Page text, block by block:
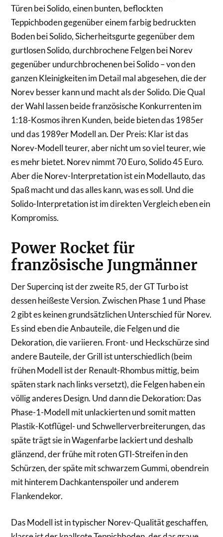
Türen bei Solido, einen bunten, beflockten
Teppichboden gegenüber einem farbig bedruckten
Boden bei Solido, Sicherheitsgurte gegenüber dem
gurtlosen Solido, durchbrochene Felgen bei Norev
gegenüber undurchbrochenen bei Solido – von den
ganzen Kleinigkeiten im Detail mal abgesehen, die der
Norev besser kann und macht als der Solido. Die Qual
der Wahl lassen beide französische Konkurrenten im
1:18-Kosmos ihren Kunden, beide bieten das 1985er
und das 1989er Modell an. Der Preis: Klar ist das
Norev-Modell teurer, aber nicht um so viel teurer, wie
es mehr bietet. Norev nimmt 70 Euro, Solido 45 Euro.
Aber die Norev-Interpretation ist ein Modellauto, das
Spaß macht und das alles kann, was es soll. Und die
Solido-Interpretation ist im direkten Vergleich eben ein
Kompromiss.
Power Rocket für
französische Jungmänner
Der Supercinq ist der zweite R5, der GT Turbo ist
dessen heißeste Version. Zwischen Phase 1 und Phase
2 gibt es keinen grundsätzlichen Unterschied für Norev.
Es sind eben die Anbauteile, die Felgen und die
Dekoration, die variieren. Front- und Heckschürze sind
andere Bauteile, der Grill ist unterschiedlich (beim
frühen Modell ist der Renault-Rhombus mittig, beim
späten stark nach links versetzt), die Felgen haben ein
völlig anderes Design. Und dann die Dekoration: Das
Phase-1-Modell mit unlackierten und somit matten
Plastik-Kotflügel- und Schwellerverbreiterungen, das
späte trägt sie in Wagenfarbe lackiert und deshalb
glänzend, der frühe mit roten GTI-Streifen in den
Schürzen, der späte mit schwarzem Gummi, obendrein
mit hinterem Dachkantenspoiler und anderem
Flankendekor.
Das Modell ist in typischer Norev-Qualität geschaffen,